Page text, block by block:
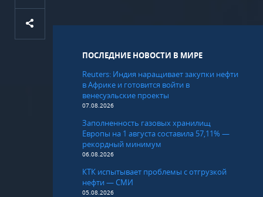
ПОСЛЕДНИЕ НОВОСТИ В МИРЕ
Reuters: Индия наращивает закупки нефти
в Африке и готовится войти в
венесуэльские проекты
07.08.2026
Заполненность газовых хранилищ
Европы на 1 августа составила 57,11% —
рекордный минимум
06.08.2026
КТК испытывает проблемы с отгрузкой
нефти — СМИ
05.08.2026